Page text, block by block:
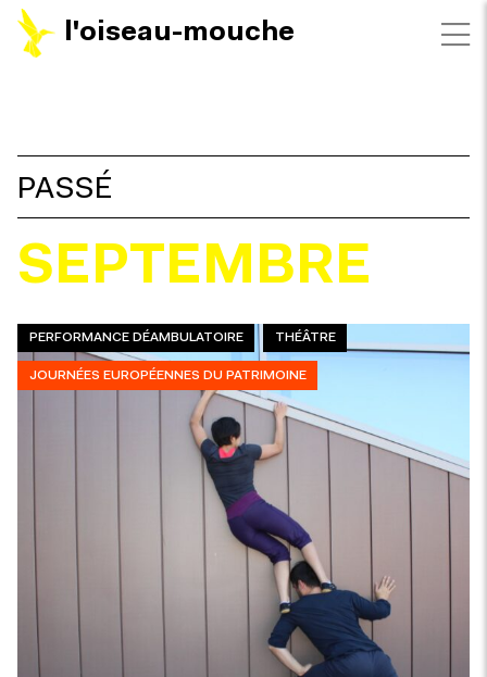
l'oiseau-mouche
FILTRES
PASSÉ
SEPTEMBRE
PERFORMANCE DÉAMBULATOIRE THÉÂTRE
JOURNÉES EUROPÉENNES DU PATRIMOINE